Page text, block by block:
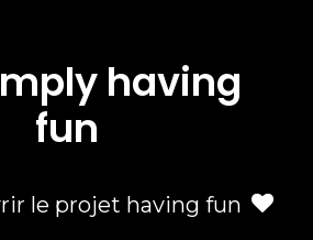
having
fun
le projet having fun